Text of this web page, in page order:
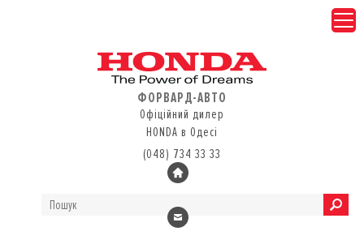
ФОРВАРД-АВТО
Офіційний дилер
HONDA в Одесі
(048) 734 33 33